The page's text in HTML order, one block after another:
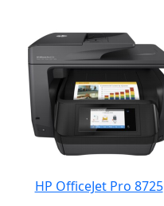
HP OfficeJet Pro 8725